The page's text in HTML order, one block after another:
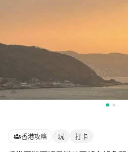
香港攻略 玩 打卡